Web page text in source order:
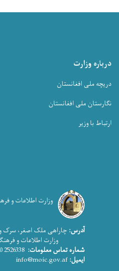
درباره وزارت
دریچه ملی افغانستان
نگارستان ملی افغانستان
ارتباط با وزیر
وزارت اطلاعات و
آدرس: چاراهی ملک اصغر، سرک
وزارت اطلاعات و
شماره تماس معلومات:
ایمیل: